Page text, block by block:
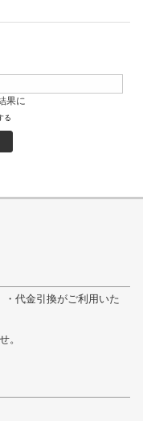
果に
る
・代金引換がご利用いた
。